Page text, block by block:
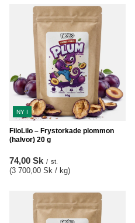
NY I
FiloLilo – Frystorkade plommon
(halvor) 20 g
74,00 Sk / st.
(3 700,00 Sk / kg)